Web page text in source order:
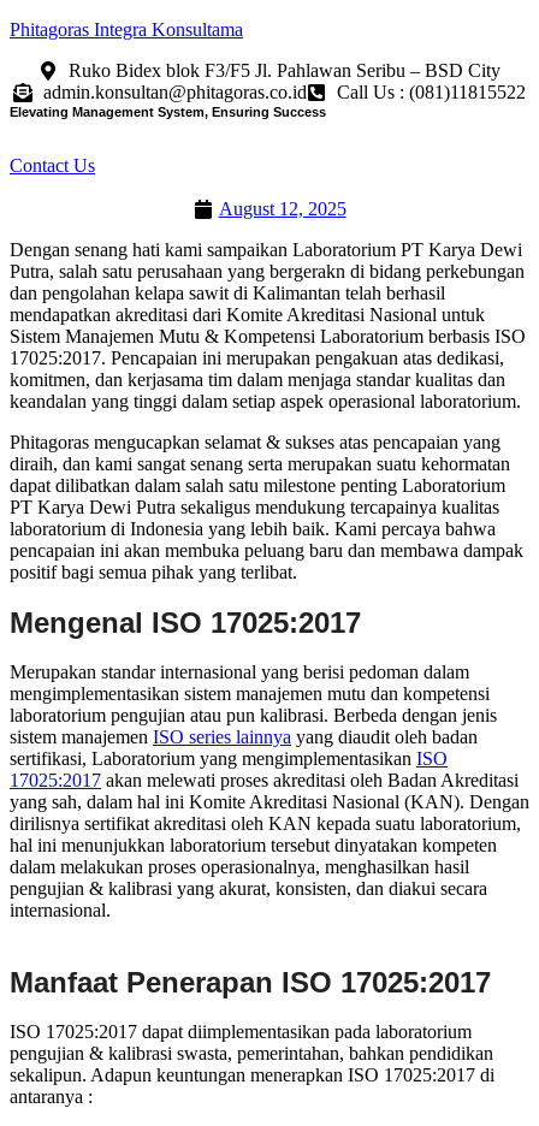
Phitagoras Integra Konsultama
Ruko Bidex blok F3/F5 Jl. Pahlawan Seribu – BSD City
admin.konsultan@phitagoras.co.id
Call Us : (081)11815522
Elevating Management System, Ensuring Success
Contact Us
August 12, 2025
Dengan senang hati kami sampaikan Laboratorium PT Karya Dewi
Putra, salah satu perusahaan yang bergerakn di bidang perkebungan
dan pengolahan kelapa sawit di Kalimantan telah berhasil
mendapatkan akreditasi dari Komite Akreditasi Nasional untuk
Sistem Manajemen Mutu & Kompetensi Laboratorium berbasis ISO
17025:2017. Pencapaian ini merupakan pengakuan atas dedikasi,
komitmen, dan kerjasama tim dalam menjaga standar kualitas dan
keandalan yang tinggi dalam setiap aspek operasional laboratorium.
Phitagoras mengucapkan selamat & sukses atas pencapaian yang
diraih, dan kami sangat senang serta merupakan suatu kehormatan
dapat dilibatkan dalam salah satu milestone penting Laboratorium
PT Karya Dewi Putra sekaligus mendukung tercapainya kualitas
laboratorium di Indonesia yang lebih baik. Kami percaya bahwa
pencapaian ini akan membuka peluang baru dan membawa dampak
positif bagi semua pihak yang terlibat.
Mengenal ISO 17025:2017
Merupakan standar internasional yang berisi pedoman dalam
mengimplementasikan sistem manajemen mutu dan kompetensi
laboratorium pengujian atau pun kalibrasi. Berbeda dengan jenis
sistem manajemen ISO series lainnya yang diaudit oleh badan
sertifikasi, Laboratorium yang mengimplementasikan ISO
17025:2017 akan melewati proses akreditasi oleh Badan Akreditasi
yang sah, dalam hal ini Komite Akreditasi Nasional (KAN). Dengan
dirilisnya sertifikat akreditasi oleh KAN kepada suatu laboratorium,
hal ini menunjukkan laboratorium tersebut dinyatakan kompeten
dalam melakukan proses operasionalnya, menghasilkan hasil
pengujian & kalibrasi yang akurat, konsisten, dan diakui secara
internasional.
Manfaat Penerapan ISO 17025:2017
ISO 17025:2017 dapat diimplementasikan pada laboratorium
pengujian & kalibrasi swasta, pemerintahan, bahkan pendidikan
sekalipun. Adapun keuntungan menerapkan ISO 17025:2017 di
antaranya :